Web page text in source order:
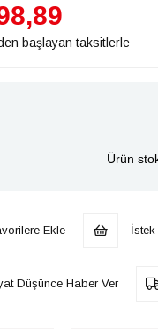
başlayan taksitlerle
Ürün
Ekle
Düşünce Haber Ver